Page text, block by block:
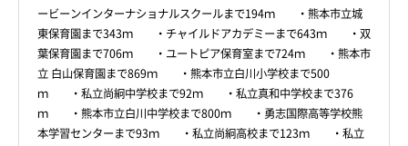
ービーンインターナショナルスクールまで194ｍ ・熊本市立城
東保育園まで343ｍ ・チャイルドアカデミーまで643ｍ ・双
葉保育園まで706ｍ ・ユートピア保育室まで724ｍ ・熊本市
立 白山保育園まで869ｍ ・熊本市立白川小学校まで500
ｍ ・私立尚絅中学校まで92ｍ ・私立真和中学校まで376
ｍ ・熊本市立白川中学校まで800ｍ ・勇志国際高等学校熊
本学習センターまで93ｍ ・私立尚絅高校まで123ｍ ・私立